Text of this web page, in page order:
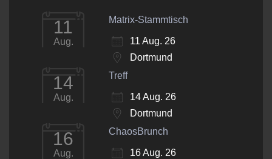
11
Aug.
Matrix-Stammtisch
11 Aug. 26
Dortmund
14
Aug.
Treff
14 Aug. 26
Dortmund
16
Aug.
ChaosBrunch
16 Aug. 26